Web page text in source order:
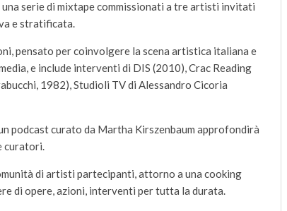
serie di mixtape commissionati a tre artisti invitati
e stratificata.
pensato per coinvolgere la scena artistica italiana e
e include interventi di DIS (2010), Crac Reading
1982), Studioli TV di Alessandro Cicoria
podcast curato da Martha Kirszenbaum approfondirà
curatori.
di artisti partecipanti, attorno a una cooking
di opere, azioni, interventi per tutta la durata.